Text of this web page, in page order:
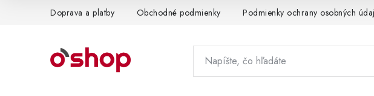
Doprava a platby Obchodné podmienky Podmienky ochrany osobných